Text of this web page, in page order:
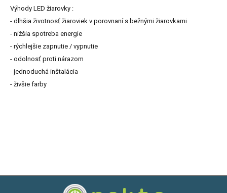
Výhody LED žiarovky :
- dlhšia životnosť žiaroviek v porovnaní s bežnými žiarovkami
- nižšia spotreba energie
- rýchlejšie zapnutie / vypnutie
- odolnosť proti nárazom
- jednoduchá inštalácia
- živšie farby